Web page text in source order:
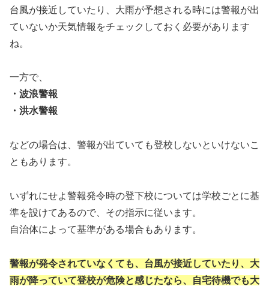
台風が接近していたり、大雨が予想される時には警報が出
ていないか天気情報をチェックしておく必要があります
ね。
一方で、
・波浪警報
・洪水警報
などの場合は、警報が出ていても登校しないといけないこ
ともあります。
いずれにせよ警報発令時の登下校については学校ごとに基
準を設けてあるので、その指示に従います。
自治体によって基準がある場合もあります。
警報が発令されていなくても、台風が接近していたり、大
雨が降っていて登校が危険と感じたなら、自宅待機でも大